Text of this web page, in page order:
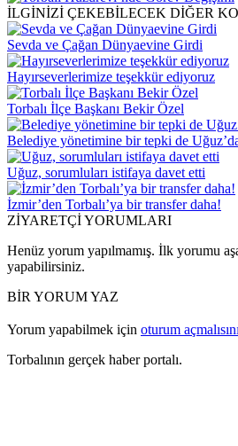
İLGİNİZİ ÇEKEBİLECEK DİĞER
Sevda ve Çağan Dünyaevine Girdi
Hayırseverlerimize teşekkür ediyoruz
Torbalı İlçe Başkanı Bekir Özel
Belediye yönetimine bir tepki de
Uğuz, sorumluları istifaya davet etti
İzmir’den Torbalı’ya bir transfer daha!
ZİYARETÇİ YORUMLARI
Henüz yorum yapılmamış. İlk yorumu
yapabilirsiniz.
BİR YORUM YAZ
Yorum yapabilmek için oturum
Torbalının gerçek haber portalı.